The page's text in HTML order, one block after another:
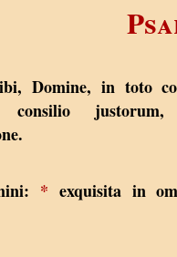
Domine, in toto
* exquisita in